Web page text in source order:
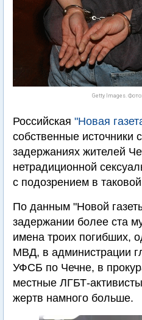
Getty Images.
Российская "Новая
собственные
задержаниях жителей
нетрадиционной
с подозрением в
По данным "Новой
задержании более ста
имена троих погибших,
МВД, в администрации
УФСБ по Чечне, в
местные ЛГБТ-
жертв намного больше.